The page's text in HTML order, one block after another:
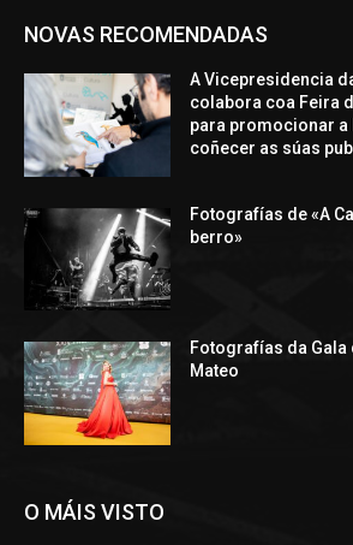
NOVAS RECOMENDADAS
A Vicepresidencia
colabora coa Feira
para promocionar a
coñecer as súas
Fotografías de «A
berro»
Fotografías da
Mateo
O MÁIS VISTO